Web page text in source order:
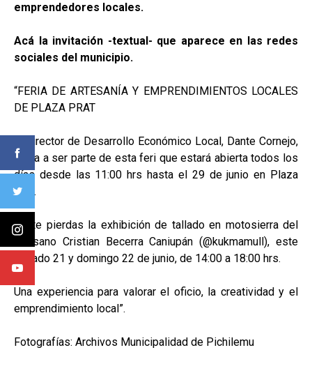
emprendedores locales.
Acá la invitación -textual- que aparece en las redes
sociales del municipio.
“FERIA DE ARTESANÍA Y EMPRENDIMIENTOS LOCALES
DE PLAZA PRAT
El director de Desarrollo Económico Local, Dante Cornejo,
invita a ser parte de esta feri que estará abierta todos los
días desde las 11:00 hrs hasta el 29 de junio en Plaza
Prat.
No te pierdas la exhibición de tallado en motosierra del
artesano Cristian Becerra Caniupán (@kukmamull), este
sábado 21 y domingo 22 de junio, de 14:00 a 18:00 hrs.
Una experiencia para valorar el oficio, la creatividad y el
emprendimiento local”.
Fotografías: Archivos Municipalidad de Pichilemu